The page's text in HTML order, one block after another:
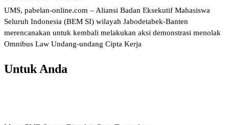
UMS, pabelan-online.com – Aliansi Badan Eksekutif Mahasiswa
Seluruh Indonesia (BEM SI) wilayah Jabodetabek-Banten
merencanakan untuk kembali melakukan aksi demonstrasi menolak
Omnibus Law Undang-undang Cipta Kerja
Untuk Anda